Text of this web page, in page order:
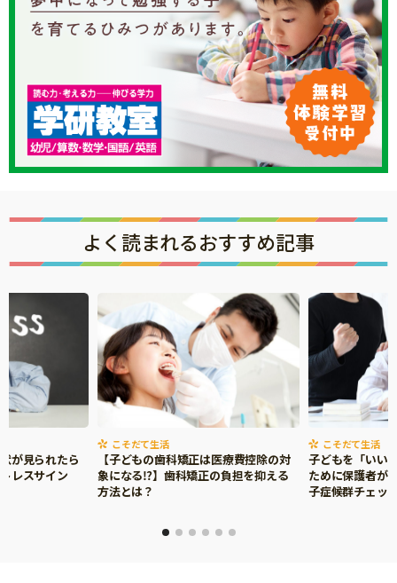
よく読まれるおすすめ記事
が見られたら
レスサイン
こそだて生活
【子どもの歯科矯正は医療費控除の対
象になる⁉】歯科矯正の負担を抑える
方法とは？
こそだて生活
子どもを「いい
ために保護者が
子症候群チェッ